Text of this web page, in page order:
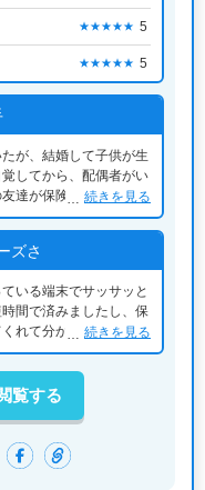
★★★★★ 5
★★★★★ 5
が、結婚して子供が生
してから、配偶者がい
達が保険会社の担当者
いしました。
続きを見る
ズさ
いる端末でサッサッと
間で済みましたし、保
れて分かりやすかっ
続きを見る
覧する